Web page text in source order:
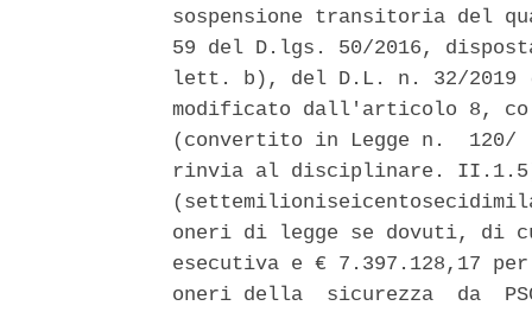
sospensione transitoria del
59 del D.lgs. 50/2016,
lett. b), del D.L. n. 32/2019
modificato dall'articolo 8,
(convertito in Legge n.
rinvia al disciplinare. II.1.5)
oneri di legge se dovuti, di
esecutiva e € 7.397.128,17
oneri della  sicurezza  da